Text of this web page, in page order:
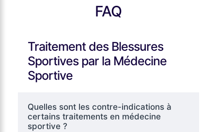
FAQ
Traitement des Blessures
Sportives par la Médecine
Sportive
Quelles sont les contre-indications à
certains traitements en médecine
sportive ?